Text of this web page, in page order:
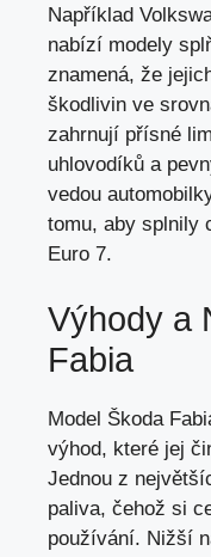
Například
nabízí modely
znamená, že
škodlivin ve
zahrnují přísné
uhlovodíků a
vedou
tomu, aby splnily
Euro 7.
Výhody a
Fabia
Model Škoda
výhod, které jej
Jednou z
paliva, čehož si
používání. Nižší